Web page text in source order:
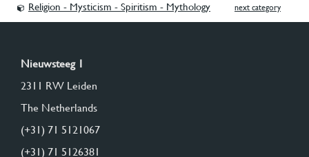
Religion - Mysticism - Spiritism - Mythology next category
Nieuwsteeg 1
2311 RW Leiden
The Netherlands
(+31) 71 5121067
(+31) 71 5126381